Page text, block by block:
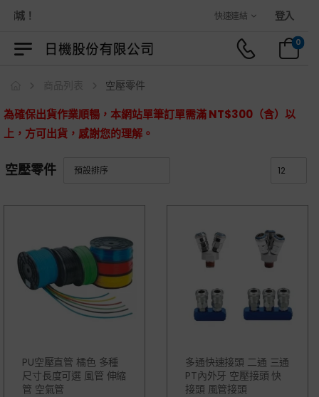
城！ 快速連結 登入
0
空壓零件
為確保出貨作業順暢，本網站單筆訂單需滿 NT$300（含）以
上，方可出貨，感謝您的理解。
空壓零件
PU空壓直管 橘色 多種
尺寸長度可選 風管 伸縮
管 空氣管
多通快速接頭 二通 三通
PT內外牙 空壓接頭 快
接頭 風管接頭